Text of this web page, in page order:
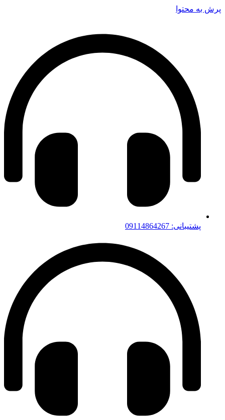
پرش به محتوا
پشتیبانی: 09114864267